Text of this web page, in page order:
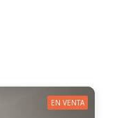
EN VENTA